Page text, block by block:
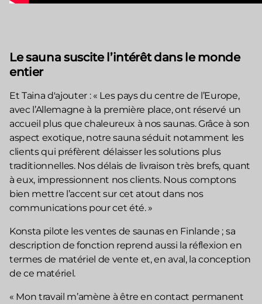
Le sauna suscite l’intérêt dans le monde
entier
Et Taina d'ajouter : « Les pays du centre de l’Europe,
avec l’Allemagne à la première place, ont réservé un
accueil plus que chaleureux à nos saunas. Grâce à son
aspect exotique, notre sauna séduit notamment les
clients qui préfèrent délaisser les solutions plus
traditionnelles. Nos délais de livraison très brefs, quant
à eux, impressionnent nos clients. Nous comptons
bien mettre l’accent sur cet atout dans nos
communications pour cet été. »
Konsta pilote les ventes de saunas en Finlande ; sa
description de fonction reprend aussi la réflexion en
termes de matériel de vente et, en aval, la conception
de ce matériel.
« Mon travail m’amène à être en contact permanent